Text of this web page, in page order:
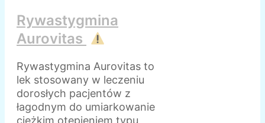
Rywastygmina
Aurovitas
Rywastygmina Aurovitas to
lek stosowany w leczeniu
dorosłych pacjentów z
łagodnym do umiarkowanie
ciężkim otępieniem typu